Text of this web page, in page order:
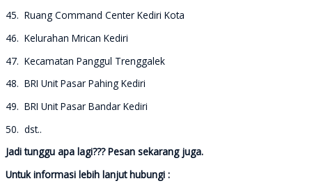
45. Ruang Command Center Kediri Kota
46. Kelurahan Mrican Kediri
47. Kecamatan Panggul Trenggalek
48. BRI Unit Pasar Pahing Kediri
49. BRI Unit Pasar Bandar Kediri
50. dst..
Jadi tunggu apa lagi??? Pesan sekarang juga.
Untuk informasi lebih lanjut hubungi :